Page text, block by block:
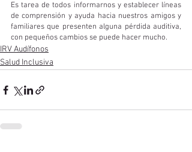
Es tarea de todos informarnos y establecer líneas
de comprensión y ayuda hacia nuestros amigos y
familiares que presenten alguna pérdida auditiva,
con pequeños cambios se puede hacer mucho.
IRV Audífonos
Salud Inclusiva